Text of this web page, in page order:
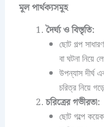
মূল পার্থক্যসমূহ
দৈর্ঘ্য ও বিস্তৃতি:
ছোট গল্প
বা ঘটনা নিয়ে
উপন্যাস দীর্ঘ
চরিত্র নিয়ে
চরিত্রের গভীরতা:
ছোট গল্পে